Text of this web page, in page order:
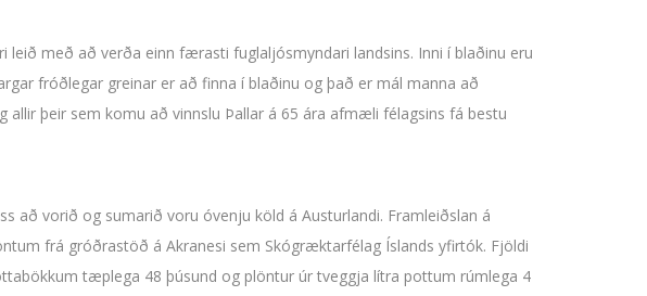
með að verða einn færasti fuglaljósmyndari landsins. Inni í blaðinu eru
fróðlegar greinar er að finna í blaðinu og það er mál manna að
allir þeir sem komu að vinnslu Þallar á 65 ára afmæli félagsins fá bestu
vorið og sumarið voru óvenju köld á Austurlandi. Framleiðslan á
frá gróðrastöð á Akranesi sem Skógræktarfélag Íslands yfirtók. Fjöldi
tæplega 48 þúsund og plöntur úr tveggja lítra pottum rúmlega 4